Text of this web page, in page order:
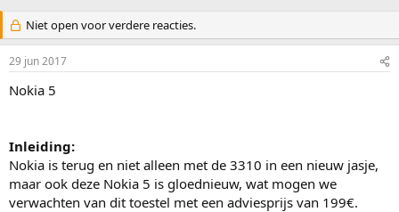
p
s
t
a
r
t
u
m
Niet open voor verdere reacties.
29 jun 2017
Nokia 5
Inleiding:
Nokia is terug en niet alleen met de 3310 in een nieuw jasje,
maar ook deze Nokia 5 is gloednieuw, wat mogen we
verwachten van dit toestel met een adviesprijs van 199€.